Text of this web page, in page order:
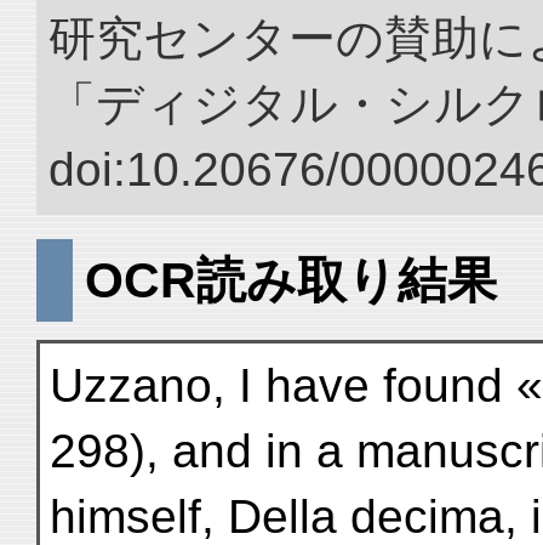
研究センターの賛助に
「ディジタル・シル
doi:10.20676/
OCR読み取り結果
Uzzano, I have found
298), and in a
himself, Della decima,